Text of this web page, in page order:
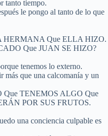
tanto tiempo.
le pongo al tanto de lo que
HERMANA Que ELLA HIZO.
Que JUAN SE HIZO?
tenemos lo externo.
más que una calcomanía y un
TENEMOS ALGO Que
POR SUS FRUTOS.
una conciencia culpable es